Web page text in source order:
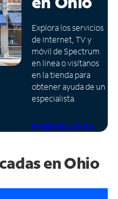
Explora los servicios
de Internet, TV y
móvil de Spectrum
en línea o visítanos
en la tienda para
obtener ayuda de un
especialista.
Programa una cita
enOhio